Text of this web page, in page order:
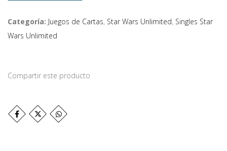
Categoría: Juegos de Cartas, Star Wars Unlimited, Singles Star
Wars Unlimited
Compartir este producto